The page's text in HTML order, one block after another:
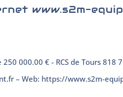
www.s2m-
000.00 € - RCS de Tours 818
– Web: https://www.s2m-